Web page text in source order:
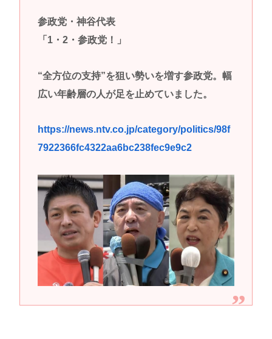
参政党・神谷代表
「1・2・参政党！」
“全方位の支持”を狙い勢いを増す参政党。幅
広い年齢層の人が足を止めていました。
https://news.ntv.co.jp/category/politics/98f
7922366fc4322aa6bc238fec9e9c2